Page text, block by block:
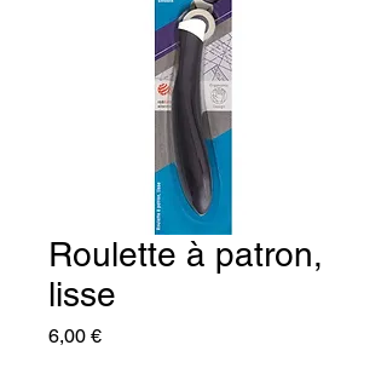
Roulette à patron,
lisse
6,00 €Prix